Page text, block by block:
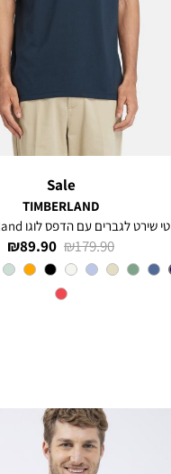
Sale
TIMBERLAND
טי שירט לגברים עם הדפס לוגו Timberland®
מחיר
מוצר
89.90 ₪
מחיר
רגיל
179.90 ₪
צבע
Navy